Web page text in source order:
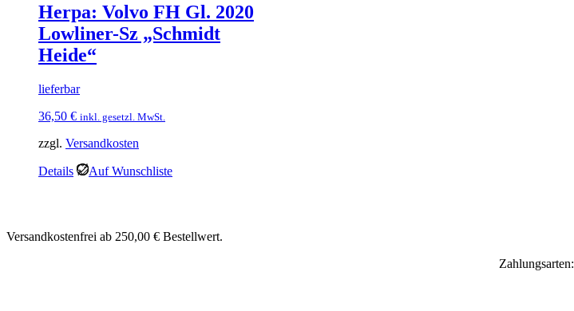
Herpa: Volvo FH Gl. 2020
Lowliner-Sz „Schmidt
Heide“
lieferbar
36,50 € inkl. gesetzl. MwSt.
zzgl. Versandkosten
Details Auf Wunschliste
Versandkostenfrei ab 250,00 € Bestellwert.
Zahlungsarten: